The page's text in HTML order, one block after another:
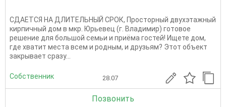
СДАЕТСЯ НА ДЛИТЕЛЬНЫЙ СРОК, Просторный двухэтажный
кирпичный дом в мкр. Юрьевец (г. Владимир) готовое
решение для большой семьи и приёма гостей! Ищете дом,
где хватит места всем и родным, и друзьям? Этот объект
закрывает сразу...
Собственник 28.07
Позвонить